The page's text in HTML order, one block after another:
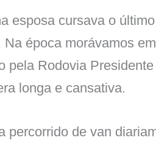
esposa cursava o
época morávamos
pela Rodovia
longa e cansativa.
percorrido de van